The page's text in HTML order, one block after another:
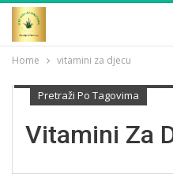
Home vitamini za djecu
Pretraži Po Tagovima
Vitamini Za